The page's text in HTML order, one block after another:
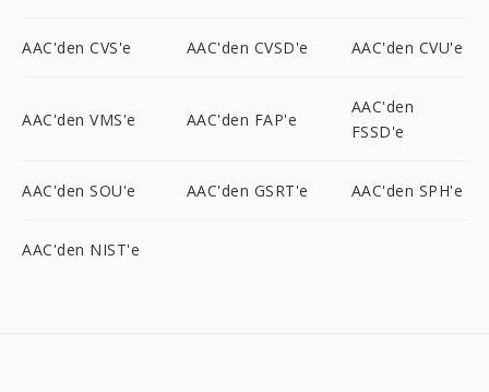
AAC'den CVS'e AAC'den CVSD'e AAC'den CVU'e
AAC'den VMS'e AAC'den FAP'e
AAC'den
FSSD'e
AAC'den SOU'e AAC'den GSRT'e AAC'den SPH'e
AAC'den NIST'e